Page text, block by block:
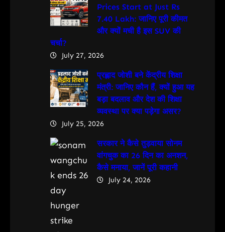
Prices Start at Just Rs
7.40 Lakh: जानिए पूरी कीमत
और क्यों मची है इस SUV की
चर्चा?
July 27, 2026
प्रह्लाद जोशी बने केंद्रीय शिक्षा
मंत्री: जानिए कौन हैं, क्यों हुआ यह
बड़ा बदलाव और देश की शिक्षा
व्यवस्था पर क्या पड़ेगा असर?
July 25, 2026
सरकार ने कैसे तुड़वाया सोनम
वांगचुक का 26 दिन का अनशन,
कैसे मनाया, जानें पूरी कहानी
July 24, 2026